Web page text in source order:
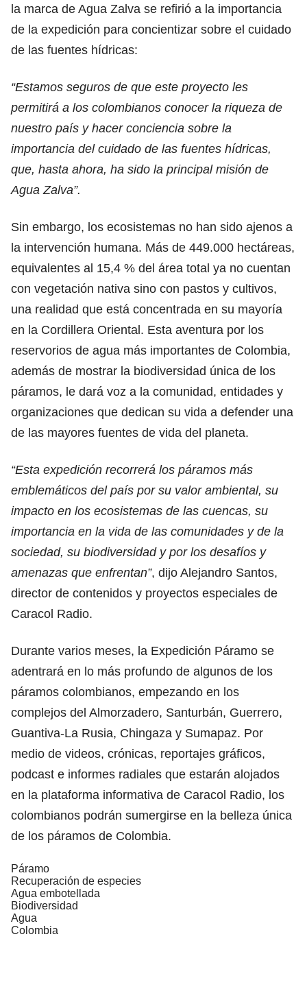
la marca de Agua Zalva se refirió a la importancia
de la expedición para concientizar sobre el cuidado
de las fuentes hídricas:
“Estamos seguros de que este proyecto les
permitirá a los colombianos conocer la riqueza de
nuestro país y hacer conciencia sobre la
importancia del cuidado de las fuentes hídricas,
que, hasta ahora, ha sido la principal misión de
Agua Zalva”.
Sin embargo, los ecosistemas no han sido ajenos a
la intervención humana. Más de 449.000 hectáreas,
equivalentes al 15,4 % del área total ya no cuentan
con vegetación nativa sino con pastos y cultivos,
una realidad que está concentrada en su mayoría
en la Cordillera Oriental. Esta aventura por los
reservorios de agua más importantes de Colombia,
además de mostrar la biodiversidad única de los
páramos, le dará voz a la comunidad, entidades y
organizaciones que dedican su vida a defender una
de las mayores fuentes de vida del planeta.
“Esta expedición recorrerá los páramos más
emblemáticos del país por su valor ambiental, su
impacto en los ecosistemas de las cuencas, su
importancia en la vida de las comunidades y de la
sociedad, su biodiversidad y por los desafíos y
amenazas que enfrentan”, dijo Alejandro Santos,
director de contenidos y proyectos especiales de
Caracol Radio.
​Durante varios meses, la Expedición Páramo se
adentrará en lo más profundo de algunos de los
páramos colombianos, empezando en los
complejos del Almorzadero, Santurbán, Guerrero,
Guantiva-La Rusia, Chingaza y Sumapaz. Por
medio de videos, crónicas, reportajes gráficos,
podcast e informes radiales que estarán alojados
en la plataforma informativa de Caracol Radio, los
colombianos podrán sumergirse en la belleza única
de los páramos de Colombia.
Páramo
Recuperación de especies
Agua embotellada
Biodiversidad
Agua
Colombia